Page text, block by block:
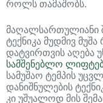
როლს თამაშობს.
მაღალსართულიანი
ტექნიკა მუდმივ
დატვირთვის აღება
სამშენებლო
სამუშაო ტემპის
დანიშნულების
კი უშუალოდ მის